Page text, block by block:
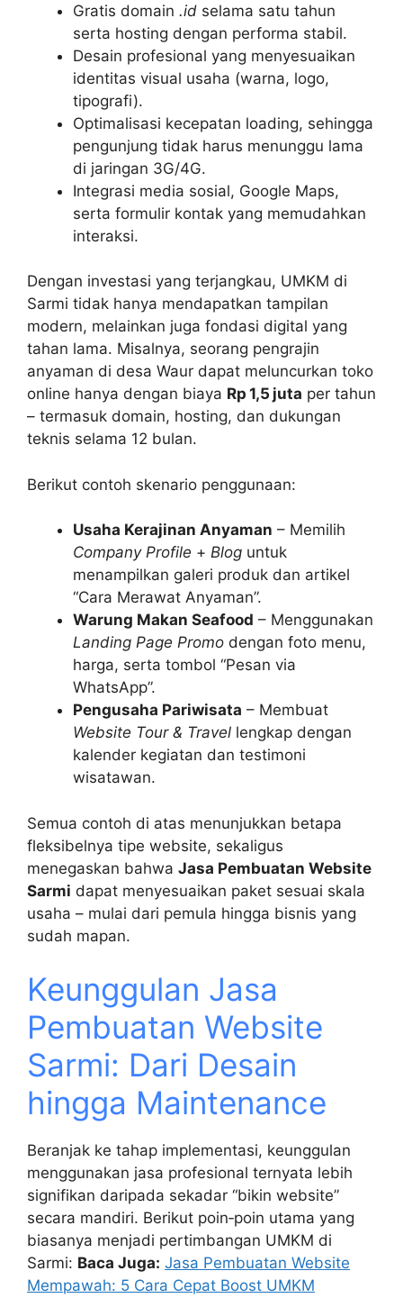
Gratis domain .id selama satu tahun
serta hosting dengan performa stabil.
Desain profesional yang menyesuaikan
identitas visual usaha (warna, logo,
tipografi).
Optimalisasi kecepatan loading, sehingga
pengunjung tidak harus menunggu lama
di jaringan 3G/4G.
Integrasi media sosial, Google Maps,
serta formulir kontak yang memudahkan
interaksi.
Dengan investasi yang terjangkau, UMKM di
Sarmi tidak hanya mendapatkan tampilan
modern, melainkan juga fondasi digital yang
tahan lama. Misalnya, seorang pengrajin
anyaman di desa Waur dapat meluncurkan toko
online hanya dengan biaya Rp 1,5 juta per tahun
– termasuk domain, hosting, dan dukungan
teknis selama 12 bulan.
Berikut contoh skenario penggunaan:
Usaha Kerajinan Anyaman – Memilih
Company Profile + Blog untuk
menampilkan galeri produk dan artikel
“Cara Merawat Anyaman”.
Warung Makan Seafood – Menggunakan
Landing Page Promo dengan foto menu,
harga, serta tombol “Pesan via
WhatsApp”.
Pengusaha Pariwisata – Membuat
Website Tour & Travel lengkap dengan
kalender kegiatan dan testimoni
wisatawan.
Semua contoh di atas menunjukkan betapa
fleksibelnya tipe website, sekaligus
menegaskan bahwa Jasa Pembuatan Website
Sarmi dapat menyesuaikan paket sesuai skala
usaha – mulai dari pemula hingga bisnis yang
sudah mapan.
Keunggulan Jasa
Pembuatan Website
Sarmi: Dari Desain
hingga Maintenance
Beranjak ke tahap implementasi, keunggulan
menggunakan jasa profesional ternyata lebih
signifikan daripada sekadar “bikin website”
secara mandiri. Berikut poin‑poin utama yang
biasanya menjadi pertimbangan UMKM di
Sarmi: Baca Juga: Jasa Pembuatan Website
Mempawah: 5 Cara Cepat Boost UMKM